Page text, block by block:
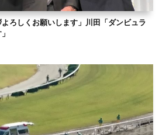
よろしくお願いします」川田「ダンビュラ